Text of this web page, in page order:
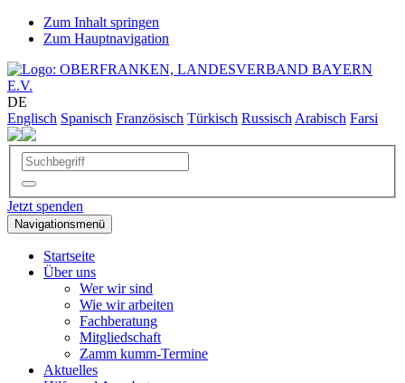
Zum Inhalt springen
Zum Hauptnavigation
DE
Englisch Spanisch Französisch Türkisch Russisch Arabisch Farsi
Jetzt spenden
Navigationsmenü
Startseite
Über uns
Wer wir sind
Wie wir arbeiten
Fachberatung
Mitgliedschaft
Zamm kumm-Termine
Aktuelles